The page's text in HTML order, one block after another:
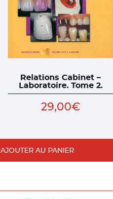
Relations Cabinet –
Laboratoire. Tome 2.
29,00€
AJOUTER AU PANIER